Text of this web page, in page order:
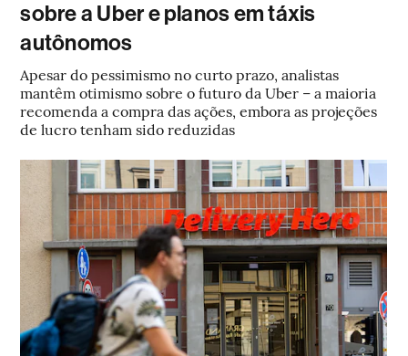
sobre a Uber e planos em táxis
autônomos
Apesar do pessimismo no curto prazo, analistas
mantêm otimismo sobre o futuro da Uber – a maioria
recomenda a compra das ações, embora as projeções
de lucro tenham sido reduzidas